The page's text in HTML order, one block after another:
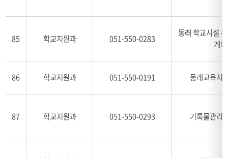
85 학교지원과 051-550-0283
동래 학교시설
계획
86 학교지원과 051-550-0191 동래교육지
87 학교지원과 051-550-0293 기록물관리